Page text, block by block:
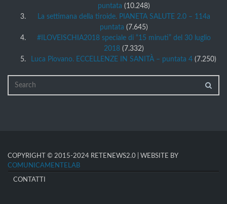
puntata (10.248)
La settimana della tiroide. PIANETA SALUTE 2.0 – 114a
puntata (7.645)
#ILOVEISCHIA2018 speciale di “15 minuti” del 30 luglio
2018 (7.332)
Luca Piovano. ECCELLENZE IN SANITÀ – puntata 4 (7.250)
COPYRIGHT © 2015-2024 RETENEWS2.0 | WEBSITE BY
COMUNICAMENTELAB
CONTATTI